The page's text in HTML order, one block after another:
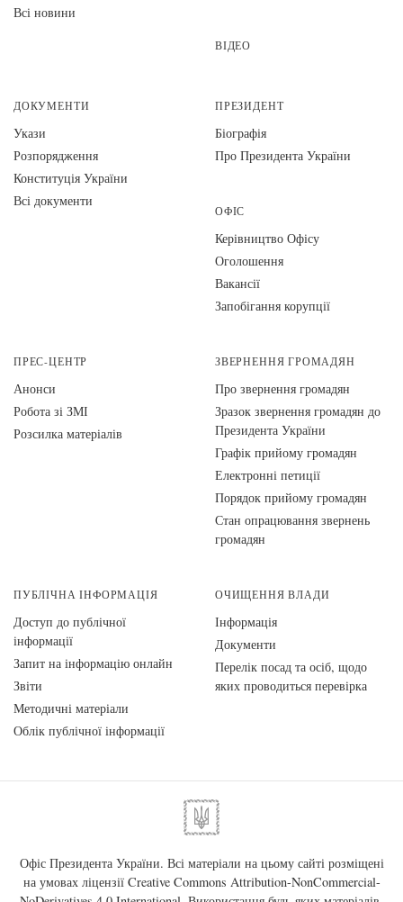
Всі новини
ВІДЕО
ДОКУМЕНТИ
Укази
Розпорядження
Конституція України
Всі документи
ПРЕЗИДЕНТ
Біографія
Про Президента України
ОФІС
Керівництво Офісу
Оголошення
Вакансії
Запобігання корупції
ПРЕС-ЦЕНТР
Анонси
Робота зі ЗМІ
Розсилка матеріалів
ЗВЕРНЕННЯ ГРОМАДЯН
Про звернення громадян
Зразок звернення громадян до
Президента України
Графік прийому громадян
Електронні петиції
Порядок прийому громадян
Стан опрацювання звернень
громадян
ПУБЛІЧНА ІНФОРМАЦІЯ
Доступ до публічної
інформації
Запит на інформацію онлайн
Звіти
Методичні матеріали
Облік публічної інформації
ОЧИЩЕННЯ ВЛАДИ
Інформація
Документи
Перелік посад та осіб, щодо
яких проводиться перевірка
Офіс Президента України. Всі матеріали на цьому сайті розміщені
на умовах ліцензії Creative Commons Attribution-NonCommercial-